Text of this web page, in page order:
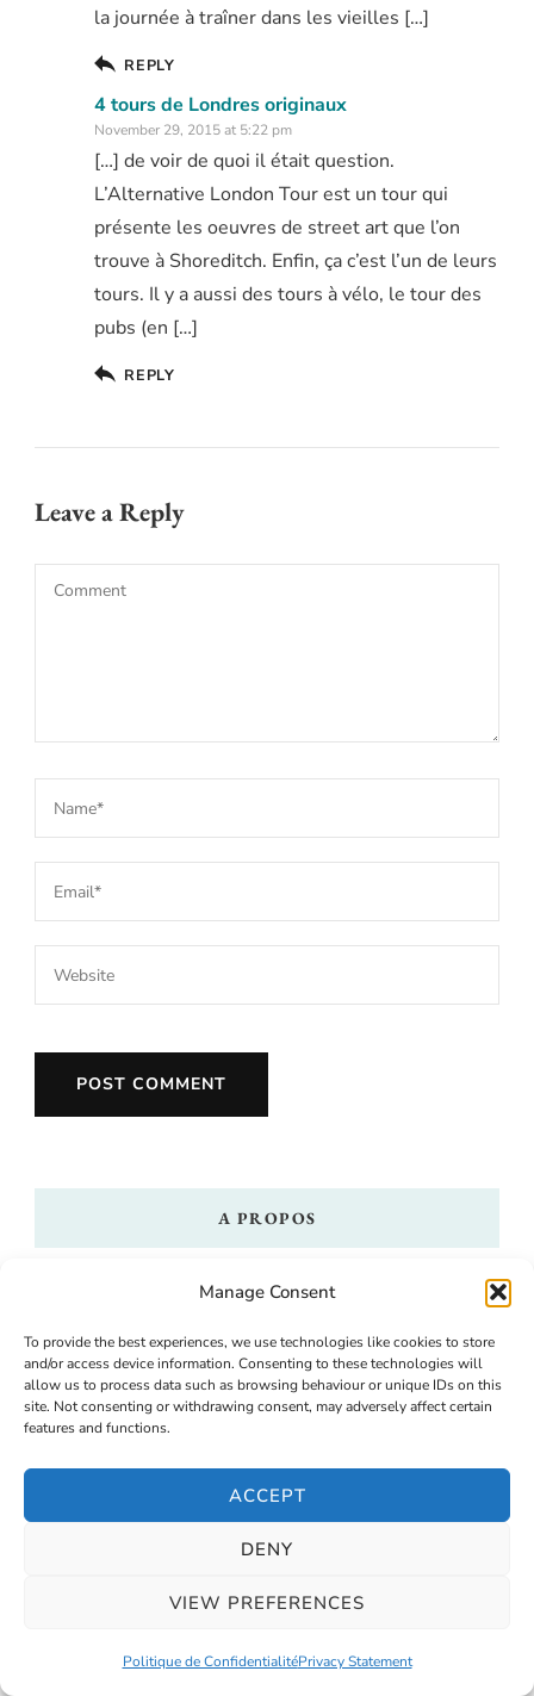
Manage Consent
To provide the best experiences, we use technologies like cookies to store
and/or access device information. Consenting to these technologies will
allow us to process data such as browsing behaviour or unique IDs on this
site. Not consenting or withdrawing consent, may adversely affect certain
features and functions.
ACCEPT
DENY
VIEW PREFERENCES
Politique de ConfidentialitéPrivacy Statement
la journée à traîner dans les vieilles […]
REPLY
4 tours de Londres originaux
November 29, 2015 at 5:22 pm
[…] de voir de quoi il était question.
L’Alternative London Tour est un tour qui
présente les oeuvres de street art que l’on
trouve à Shoreditch. Enfin, ça c’est l’un de leurs
tours. Il y a aussi des tours à vélo, le tour des
pubs (en […]
REPLY
Leave a Reply
A PROPOS
Bonjour ! Je m'appelle Lucie et ce site c'est mon
petit coin d'internet où l'on parle expatriation,
et Nouvelle-Zélande donc vous trouverez plein